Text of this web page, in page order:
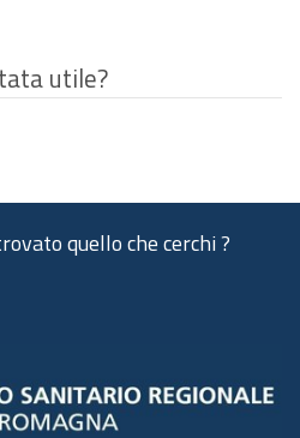
utile?
quello che cerchi ?